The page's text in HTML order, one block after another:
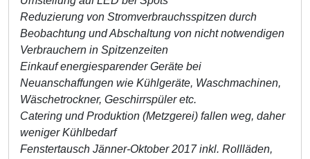
Reduzierung von Stromverbrauchsspitzen durch
Beobachtung und Abschaltung von nicht notwendigen
Verbrauchern in Spitzenzeiten
Einkauf energiesparender Geräte bei
Neuanschaffungen wie Kühlgeräte, Waschmachinen,
Wäschetrockner, Geschirrspüler etc.
Catering und Produktion (Metzgerei) fallen weg, daher
weniger Kühlbedarf
Fenstertausch Jänner-Oktober 2017 inkl. Rollläden,